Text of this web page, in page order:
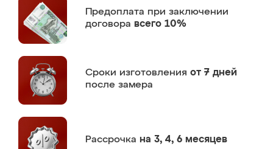
Предоплата при заключении
договора всего 10%
Сроки изготовления от 7 дней
после замера
Рассрочка на 3, 4, 6 месяцев